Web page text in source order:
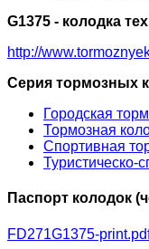
G1375 - колодка
http://
Серия тормозных
Городская
Тормозная
Спортивная
Туристическо-
Паспорт колодок
FD271G1375-